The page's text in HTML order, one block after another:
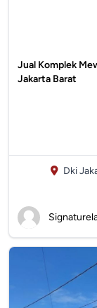
Jual Komplek
Jakarta Barat
Dki